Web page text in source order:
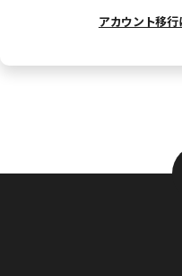
アカウント移